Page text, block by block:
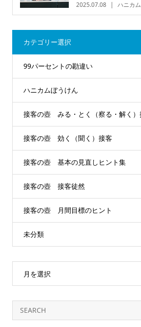
2025.07.08 ハニカ
カテゴリー選択
99パーセントの勘違い
ハニカムぼうけん
接客の壺 みる・とく（察る・解く）
接客の壺 効く（聞く）接客
接客の壺 基本の見直しヒント集
接客の壺 接客徒然
接客の壺 月間目標のヒント
未分類
月を選択